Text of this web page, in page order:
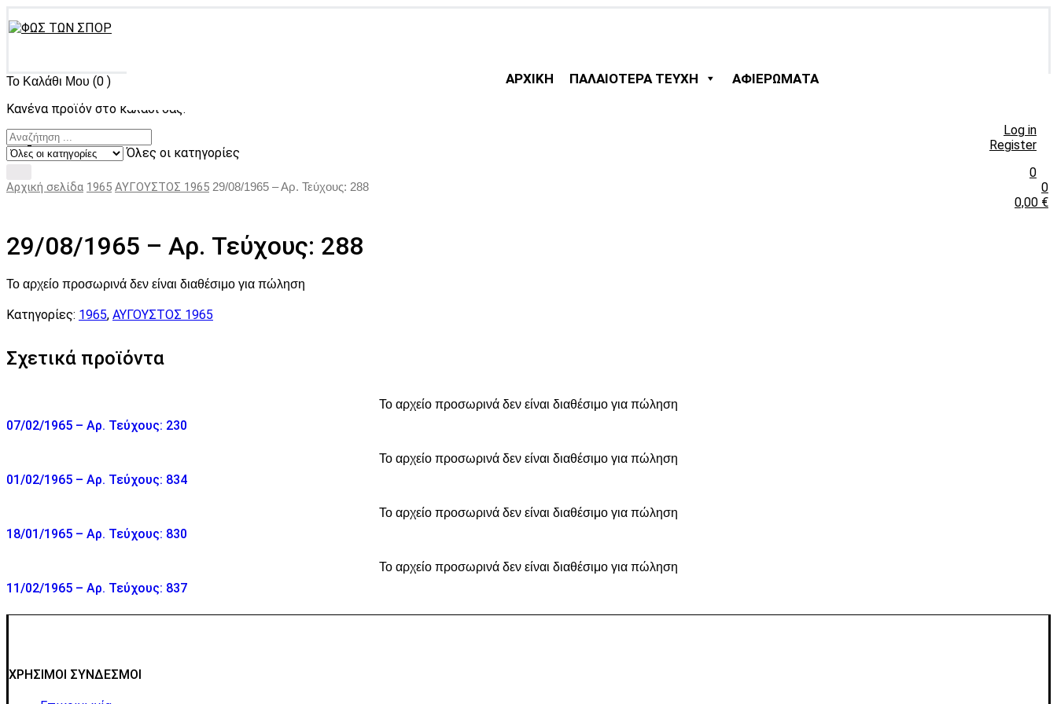
ΑΡΧΙΚΗ ΠΑΛΑΙΟΤΕΡΑ ΤΕΥΧΗ ΑΦΙΕΡΩΜΑΤΑ
Log in
Register
0
0
0,00 €
Το Καλάθι Μου (0 )
Κανένα προϊόν στο καλάθι σας.
Όλες οι κατηγορίες
Αρχική σελίδα 1965 ΑΥΓΟΥΣΤΟΣ 1965 29/08/1965 – Αρ. Τεύχους: 288
29/08/1965 – Αρ. Τεύχους: 288
Το αρχείο προσωρινά δεν είναι διαθέσιμο για πώληση
Κατηγορίες: 1965, ΑΥΓΟΥΣΤΟΣ 1965
Σχετικά προϊόντα
Το αρχείο προσωρινά δεν είναι διαθέσιμο για πώληση
07/02/1965 – Αρ. Τεύχους: 230
Το αρχείο προσωρινά δεν είναι διαθέσιμο για πώληση
01/02/1965 – Αρ. Τεύχους: 834
Το αρχείο προσωρινά δεν είναι διαθέσιμο για πώληση
18/01/1965 – Αρ. Τεύχους: 830
Το αρχείο προσωρινά δεν είναι διαθέσιμο για πώληση
11/02/1965 – Αρ. Τεύχους: 837
ΧΡΗΣΙΜΟΙ ΣΥΝΔΕΣΜΟΙ